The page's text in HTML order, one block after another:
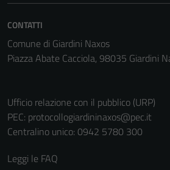
CONTATTI
Comune di Giardini Naxos
Piazza Abate Cacciola, 98035 Giardini
Ufficio relazione con il pubblico (URP)
PEC: protocollogiardininaxos@pec.it
Centralino unico: 0942 5780 300
Leggi le FAQ